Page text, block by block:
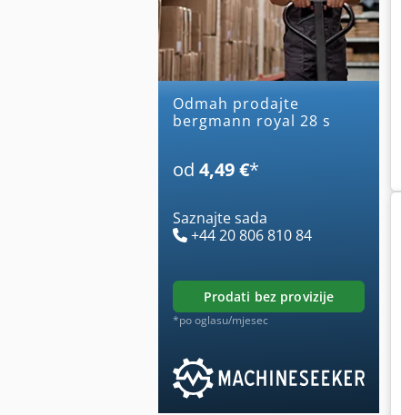
Odmah prodajte
bergmann royal 28 s
od 4,49 €*
Saznajte sada
+44 20 806 810 84
prodati bez provizije
*po oglasu/mjesec